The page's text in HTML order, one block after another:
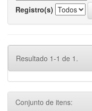
Registro(s)
Resultado 1-1 de 1.
Conjunto de itens: